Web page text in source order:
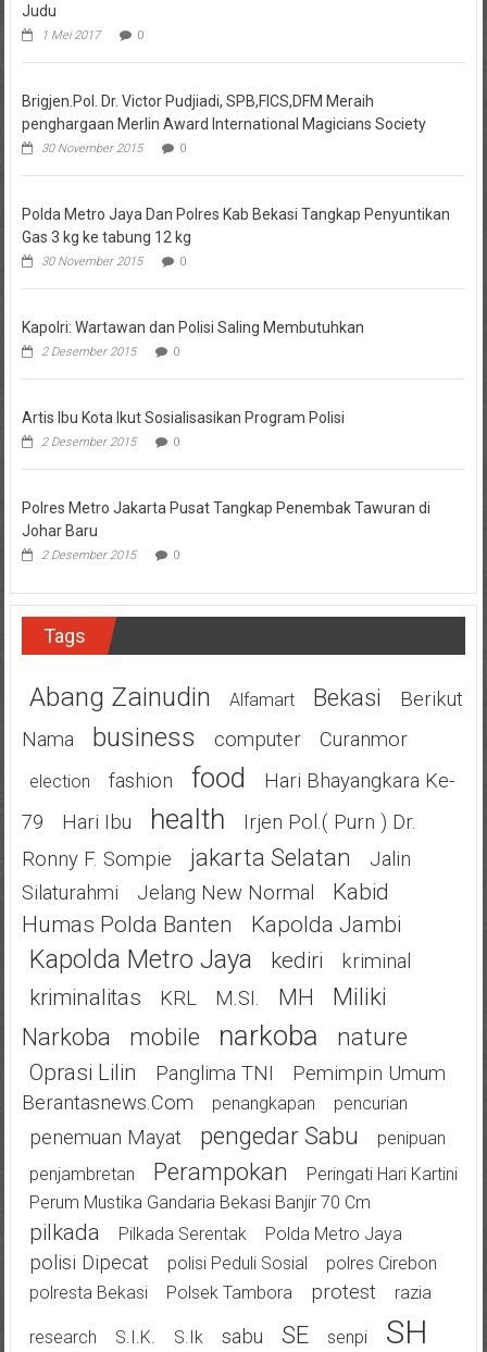
Judu
1 Mei 2017 0
Brigjen.Pol. Dr. Victor Pudjiadi, SPB,FICS,DFM Meraih
penghargaan Merlin Award International Magicians Society
30 November 2015 0
Polda Metro Jaya Dan Polres Kab Bekasi Tangkap Penyuntikan
Gas 3 kg ke tabung 12 kg
30 November 2015 0
Kapolri: Wartawan dan Polisi Saling Membutuhkan
2 Desember 2015 0
Artis Ibu Kota Ikut Sosialisasikan Program Polisi
2 Desember 2015 0
Polres Metro Jakarta Pusat Tangkap Penembak Tawuran di
Johar Baru
2 Desember 2015 0
Tags
Abang Zainudin Alfamart Bekasi
Berikut
Nama
Business Computer Curanmor
Election Fashion Food
Hari Bhayangkara Ke-
79
Hari Ibu Health
Irjen Pol.( Purn ) Dr.
Ronny F. Sompie
Jakarta Selatan
Jalin
Silaturahmi
Jelang New Normal
Kabid
Humas Polda Banten
Kapolda Jambi
Kapolda Metro Jaya Kediri Kriminal
Kriminalitas KRL M.SI. MH
Miliki
Narkoba
Mobile Narkoba Nature
Oprasi Lilin Panglima TNI
Pemimpin Umum
Berantasnews.com
Penangkapan Pencurian
Penemuan Mayat Pengedar Sabu
Penipuan
Penjambretan
Perampokan
Peringati Hari Kartini
Perum Mustika Gandaria Bekasi Banjir 70 Cm
Pilkada Pilkada Serentak Polda Metro Jaya
Polisi Dipecat Polisi Peduli Sosial
Polres Cirebon
Polresta Bekasi
Polsek Tambora Protest Razia
Research S.I.K. S.Ik Sabu SE Senpi SH